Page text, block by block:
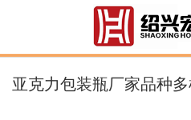
亚克力包装瓶厂家品种多